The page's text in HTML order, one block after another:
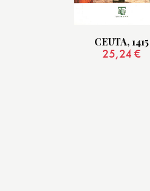
CEUTA, 1415
25,24€